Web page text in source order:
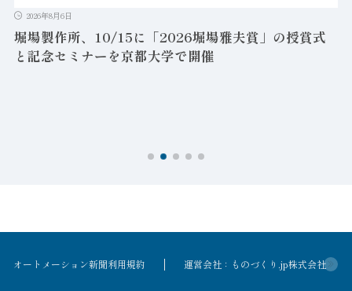
2026年8月6日
堀場製作所、10/15に「2026堀場雅夫賞」の授賞式
と記念セミナーを京都大学で開催
オートメーション新聞利用規約 運営会社：ものづくり.jp株式会社